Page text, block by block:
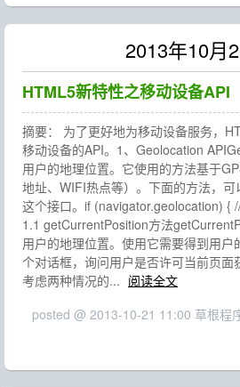
2013年10月
HTML5新特性之移动设备API
摘要： 为了更好地为移动设备服务，
移动设备的API。1、Geolocation
用户的地理位置。它使用的方法基于
地址、WIFI热点等）。下面的方法，
这个接口。if (navigator.geolocation) {
1.1 getCurrentPosition方法
用户的地理位置。使用它需要得到用
个对话框，询问用户是否许可当前页面
考虑两种情况的... 阅读全文
posted @ 2013-10-21 11:00 草根程